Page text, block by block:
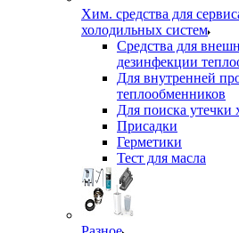
Хим. средства для
холодильных систем
Средства для
дезинфекции
Для внутренней
теплообменников
Для поиска утечки
Присадки
Герметики
Тест для масла